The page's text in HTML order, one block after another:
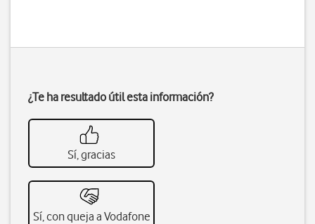
¿Te ha resultado útil esta información?
Sí, gracias
Sí, con queja a Vodafone